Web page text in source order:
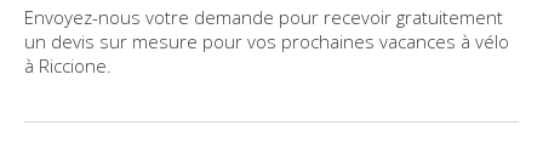
Envoyez-nous votre demande pour recevoir gratuitement
un devis sur mesure pour vos prochaines vacances à vélo
à Riccione.